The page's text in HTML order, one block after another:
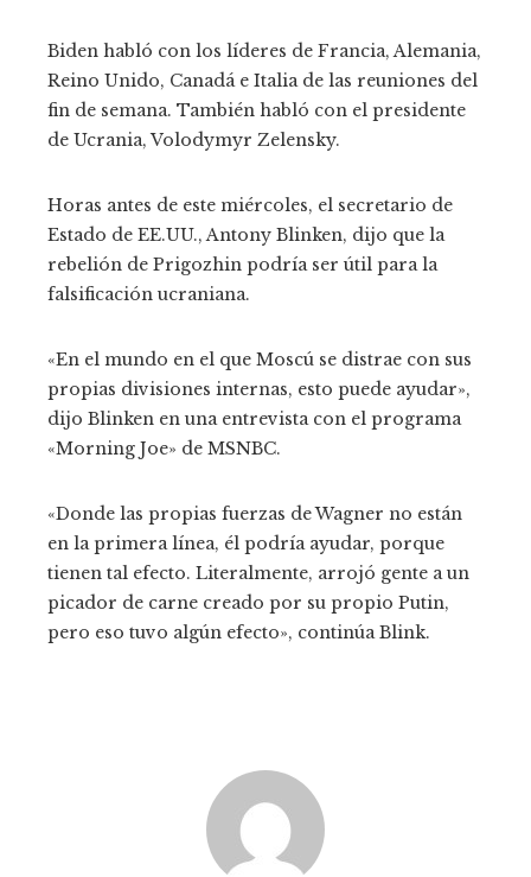
Biden habló con los líderes de Francia, Alemania,
Reino Unido, Canadá e Italia de las reuniones del
fin de semana. También habló con el presidente
de Ucrania, Volodymyr Zelensky.
Horas antes de este miércoles, el secretario de
Estado de EE.UU., Antony Blinken, dijo que la
rebelión de Prigozhin podría ser útil para la
falsificación ucraniana.
«En el mundo en el que Moscú se distrae con sus
propias divisiones internas, esto puede ayudar»,
dijo Blinken en una entrevista con el programa
«Morning Joe» de MSNBC.
«Donde las propias fuerzas de Wagner no están
en la primera línea, él podría ayudar, porque
tienen tal efecto. Literalmente, arrojó gente a un
picador de carne creado por su propio Putin,
pero eso tuvo algún efecto», continúa Blink.